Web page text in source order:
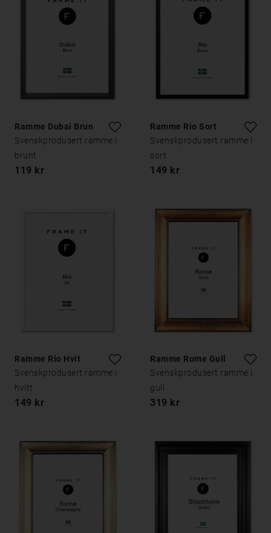
Ramme Dubai Brun
Svenskprodusert ramme i
brunt
119 kr
Ramme Rio Sort
Svenskprodusert ramme i
sort
149 kr
Ramme Rio Hvit
Svenskprodusert ramme i
hvitt
149 kr
Ramme Rome Gull
Svenskprodusert ramme i
gull
319 kr